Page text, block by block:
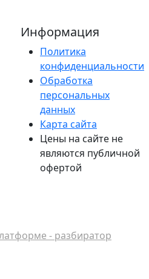
Информация
Политика
конфиденциальности
Обработка
персональных
данных
Карта сайта
Цены на сайте не
являются публичной
офертой
- разбиратор